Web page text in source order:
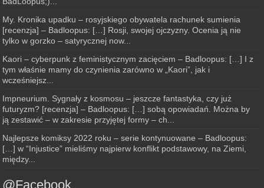
My. Kronika upadku – rosyjskiego obywatela rachunek sumienia
[recenzja] – Badloopus: […] Rosji, swojej ojczyzny. Ocenia ją nie
tylko w gorzko – satyrycznej now...
Kaori – cyberpunk z feministycznym zacięciem – Badloopus: […] I z
tym właśnie mamy do czynienia zarówno w „Kaori”, jak i
wcześniejsz...
Impneurium. Sygnały z kosmosu – jeszcze fantastyka, czy już
futuryzm? [recenzja] – Badloopus: […] sobą opowiadań. Można by
ją zestawić – w zakresie przyjętej formy – ch...
Najlepsze komiksy 2022 roku – serie kontynuowane – Badloopus:
[…] w “Injustice” mieliśmy najpierw konflikt podstawowy, na Ziemi,
między...
@Facebook